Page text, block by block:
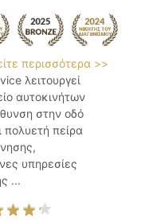
περισσότερα >>
λειτουργεί
αυτοκινήτων
στην οδό
πείρα
υπηρεσίες
...